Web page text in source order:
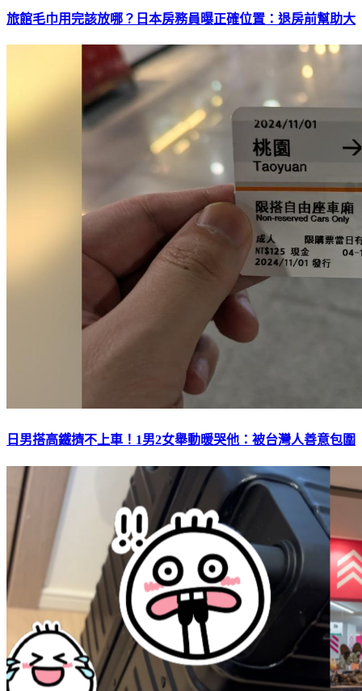
旅館毛巾用完該放哪？日本房務員曝正確位置：退房前幫助大
日男搭高鐵擠不上車！1男2女舉動暖哭他：被台灣人善意包圍